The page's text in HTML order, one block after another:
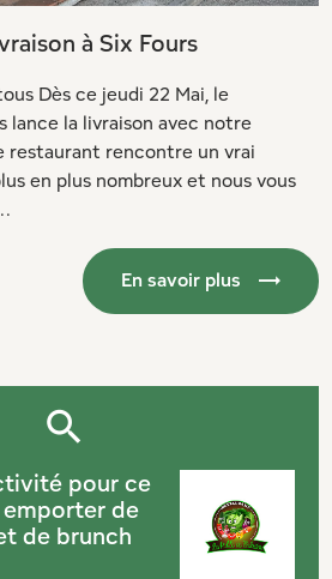
à Six Fours
Dès ce jeudi 22 Mai, le
lance la livraison avec notre
restaurant rencontre un vrai
en plus nombreux et nous vous
En savoir plus
pour ce
de
de brunch